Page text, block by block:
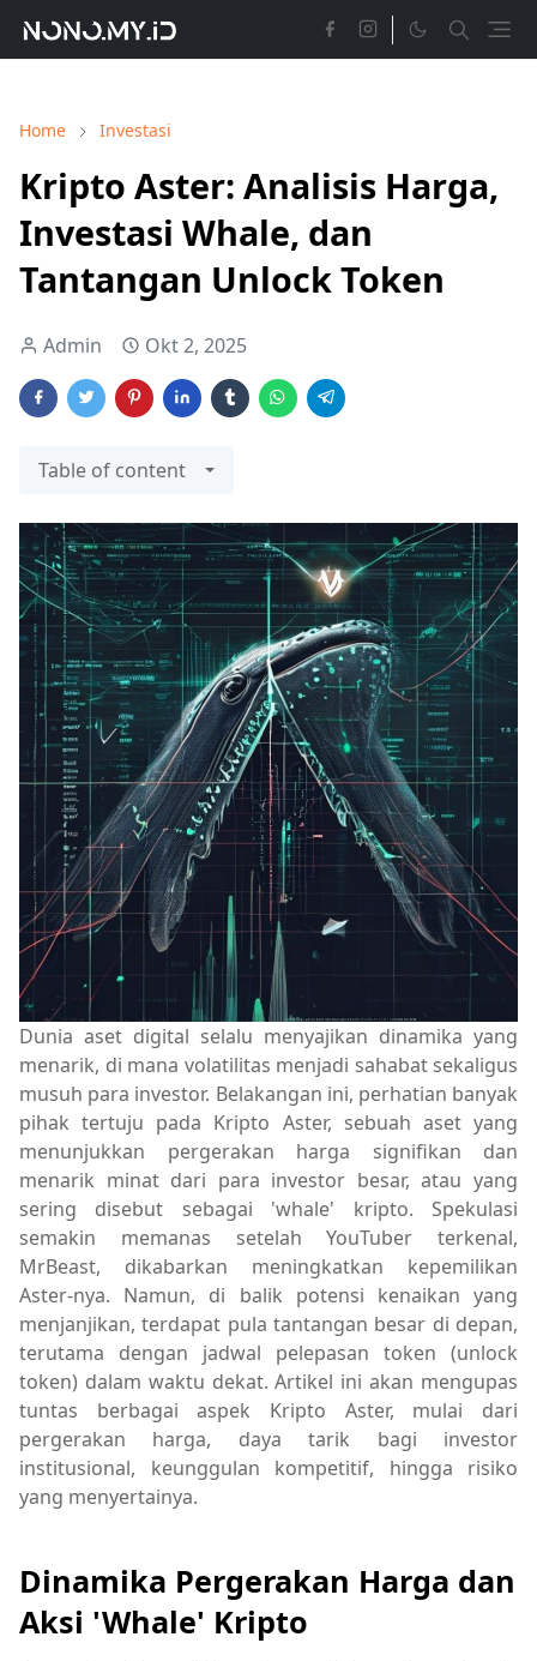
Home Investasi
Kripto Aster: Analisis Harga,
Investasi Whale, dan
Tantangan Unlock Token
Admin Okt 2, 2025
Table of content
Dunia aset digital selalu menyajikan dinamika yang
menarik, di mana volatilitas menjadi sahabat sekaligus
musuh para investor. Belakangan ini, perhatian banyak
pihak tertuju pada Kripto Aster, sebuah aset yang
menunjukkan pergerakan harga signifikan dan
menarik minat dari para investor besar, atau yang
sering disebut sebagai 'whale' kripto. Spekulasi
semakin memanas setelah YouTuber terkenal,
MrBeast, dikabarkan meningkatkan kepemilikan
Aster-nya. Namun, di balik potensi kenaikan yang
menjanjikan, terdapat pula tantangan besar di depan,
terutama dengan jadwal pelepasan token (unlock
token) dalam waktu dekat. Artikel ini akan mengupas
tuntas berbagai aspek Kripto Aster, mulai dari
pergerakan harga, daya tarik bagi investor
institusional, keunggulan kompetitif, hingga risiko
yang menyertainya.
Dinamika Pergerakan Harga dan
Aksi 'Whale' Kripto